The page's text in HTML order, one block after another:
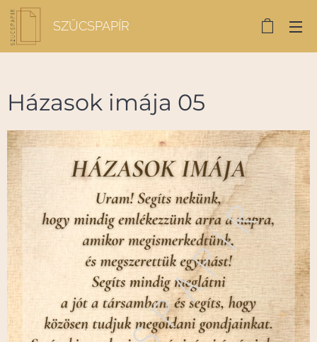
SZŰCSPAPÍR
Házasok imája 05